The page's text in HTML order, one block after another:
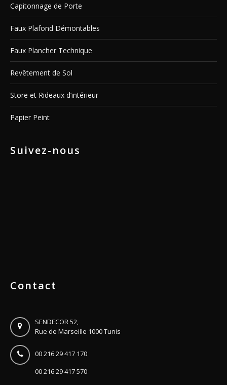
Capitonnage de Porte
Faux Plafond Démontables
Faux Plancher Technique
Revêtement de Sol
Store et Rideaux d’intérieur
Papier Peint
Suivez-nous
Contact
SENDECOR 52,
Rue de Marseille 1000 Tunis
00 216 29 417 170
00 216 29 417 570